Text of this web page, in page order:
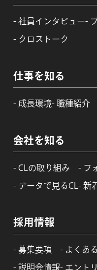
社員インタビュー
クロストーク
仕事を知る
成長環境 職種紹介
会社を知る
CLの取り組み
データで見るCL
フ
新
採用情報
募集要項
説明会情報
よくあ
エント